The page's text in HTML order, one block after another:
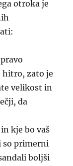
otroka je
hitro, zato je
velikost in
da
kje bo vaš
so primerni
boljši